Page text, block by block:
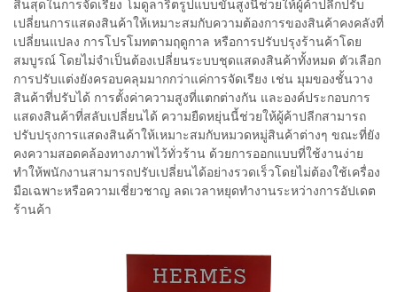
สิ้นสุดในการจัดเรียง โมดูลาริตรูปแบบขั้นสูงนี้ช่วยให้ผู้ค้าปลีกปรับ
เปลี่ยนการแสดงสินค้าให้เหมาะสมกับความต้องการของสินค้าคงคลังที่
เปลี่ยนแปลง การโปรโมทตามฤดูกาล หรือการปรับปรุงร้านค้าโดย
สมบูรณ์ โดยไม่จำเป็นต้องเปลี่ยนระบบชุดแสดงสินค้าทั้งหมด ตัวเลือก
การปรับแต่งยังครอบคลุมมากกว่าแค่การจัดเรียง เช่น มุมของชั้นวาง
สินค้าที่ปรับได้ การตั้งค่าความสูงที่แตกต่างกัน และองค์ประกอบการ
แสดงสินค้าที่สลับเปลี่ยนได้ ความยืดหยุ่นนี้ช่วยให้ผู้ค้าปลีกสามารถ
ปรับปรุงการแสดงสินค้าให้เหมาะสมกับหมวดหมู่สินค้าต่างๆ ขณะที่ยัง
คงความสอดคล้องทางภาพไว้ทั่วร้าน ด้วยการออกแบบที่ใช้งานง่าย
ทำให้พนักงานสามารถปรับเปลี่ยนได้อย่างรวดเร็วโดยไม่ต้องใช้เครื่อง
มือเฉพาะหรือความเชี่ยวชาญ ลดเวลาหยุดทำงานระหว่างการอัปเดต
ร้านค้า